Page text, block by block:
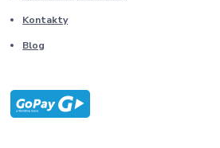
Kontakty
Blog